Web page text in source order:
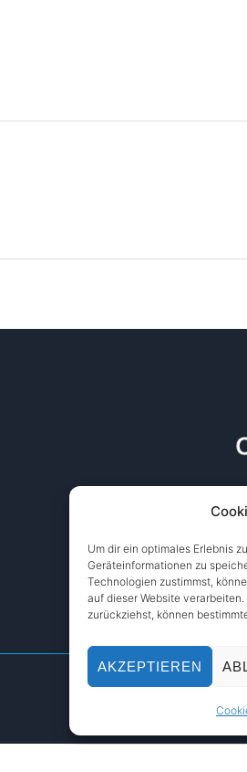
Um dir ein optimales Erlebnis
Geräteinformationen zu
Technologien zustimmst,
auf dieser Website
zurückziehst, können
AKZEPTIEREN